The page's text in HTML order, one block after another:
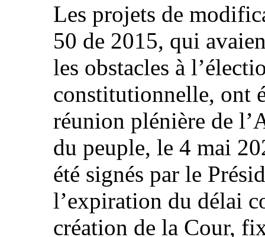
Les projets de
50 de 2015, qui
les obstacles à
constitutionnelle, ont
réunion plénière de
du peuple, le 4 mai
été signés par le
l’expiration du délai
création de la Cour,